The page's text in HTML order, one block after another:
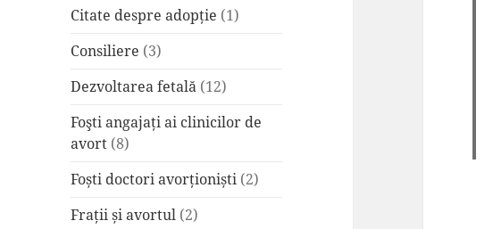
Citate despre adopție (1)
Consiliere (3)
Dezvoltarea fetală (12)
Foşti angajați ai clinicilor de
avort (8)
Foști doctori avorționiști (2)
Frații și avortul (2)